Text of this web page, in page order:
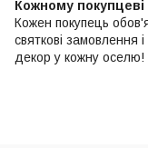
Кожному
Кожен покупець
святкові замовлення
декор у кожну оселю!